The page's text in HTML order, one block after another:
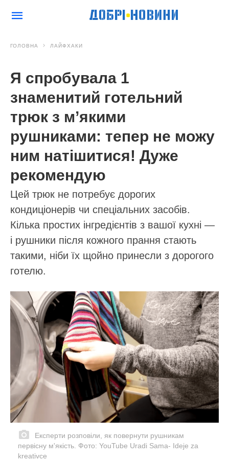
ГОЛОВНА ЛАЙФХАКИ
Я спробувала 1
знаменитий готельний
трюк з м’якими
рушниками: тепер не можу
ним натішитися! Дуже
рекомендую
Цей трюк не потребує дорогих
кондиціонерів чи спеціальних засобів.
Кілька простих інгредієнтів з вашої кухні —
і рушники після кожного прання стають
такими, ніби їх щойно принесли з дорогого
готелю.
Експерти розповіли, як повернути рушникам
первісну м'якість. Фото: YouTube Uradi Sama- Ideje za
kreativce